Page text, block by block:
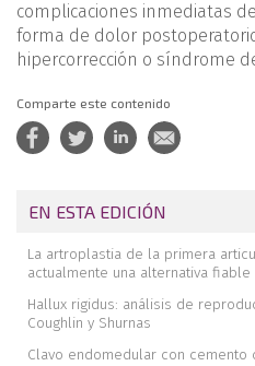
complicaciones inmediatas
forma de dolor
hipercorrección o síndrome
Comparte este contenido
EN ESTA EDICIÓN
La artroplastia de la primera
actualmente una alternativa
Hallux rigidus: análisis de
Coughlin y Shurnas
Clavo endomedular con cemento